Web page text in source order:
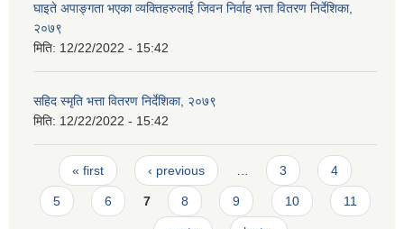
घाइते अपाङ्गता भएका व्यक्तिहरुलाई जिवन निर्वाह भत्ता वितरण निर्देशिका,
२०७९
मिति: 12/22/2022 - 15:42
सहिद स्मृति भत्ता वितरण निर्देशिका, २०७९
मिति: 12/22/2022 - 15:42
Pages
« first ‹ previous 3 4
5 6 7 8 9 10 11